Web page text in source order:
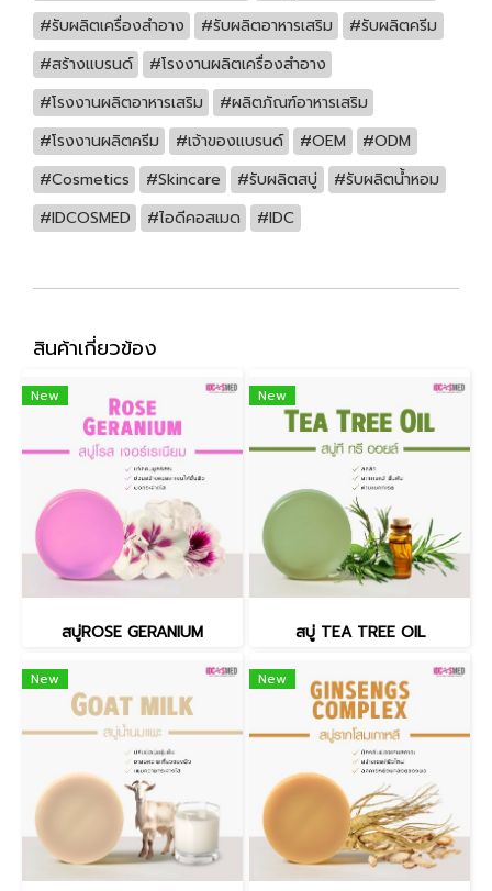
#รับผลิตเครื่องสำอาง
#รับผลิตอาหารเสริม
#รับผลิตครีม
#สร้างแบรนด์
#โรงงานผลิตเครื่องสำอาง
#โรงงานผลิตอาหารเสริม
#ผลิตภัณฑ์อาหารเสริม
#โรงงานผลิตครีม
#เจ้าของแบรนด์ #OEM
#ODM
#Cosmetics
#Skincare #รับผลิตสบู่
#รับผลิตน้ำหอม
#IDCOSMED
#ไอดีคอสเมด #IDC
สินค้าเกี่ยวข้อง
New
สบู่ROSE GERANIUM
New
สบู่ TEA TREE OIL
New New